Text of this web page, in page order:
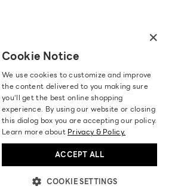
×
Cookie Notice
We use cookies to customize and improve
the content delivered to you making sure
you‘ll get the best online shopping
experience. By using our website or closing
this dialog box you are accepting our policy.
Learn more about Privacy & Policy.
ACCEPT ALL
COOKIE SETTINGS